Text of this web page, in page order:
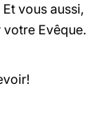
vous aussi,
Evêque.